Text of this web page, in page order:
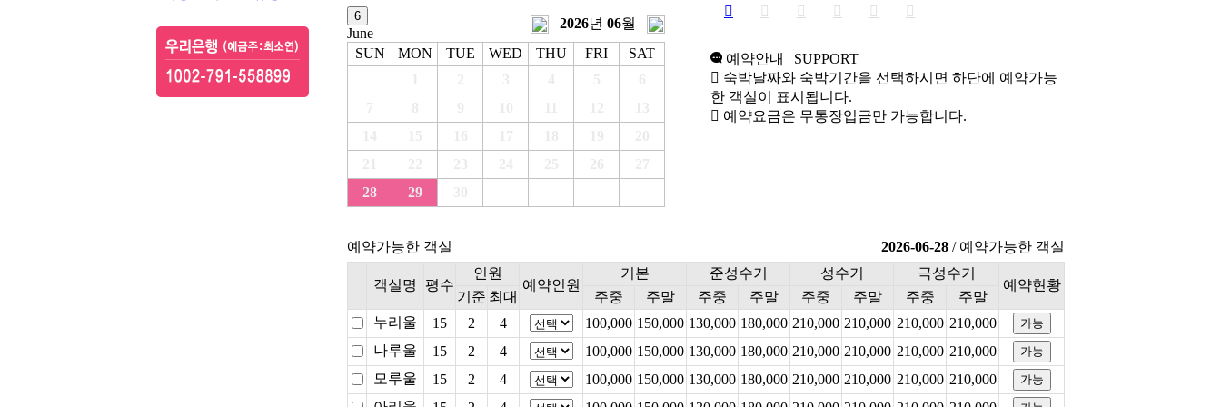
June
2026년 06월
SUN
MON TUE WED THU FRI
SAT
28
29
예약안내 | SUPPORT
숙박날짜와 숙박기간을 선택하시면 하단에 예약가능
한 객실이 표시됩니다.
예약요금은 무통장입금만 가능합니다.
예약가능한 객실 2026-06-28 / 예약가능한 객실
객실명 평수
인원
예약인원
기본 준성수기 성수기 극성수기
예약현황
기준 최대 주중 주말 주중 주말 주중 주말 주중
주말
누리울
15 2 4 100,000 150,000 130,000 180,000 210,000 210,000 210,000 210,000
나루울
15 2 4 100,000 150,000 130,000 180,000 210,000 210,000 210,000 210,000
모루울
15 2 4 100,000 150,000 130,000 180,000 210,000 210,000 210,000 210,000